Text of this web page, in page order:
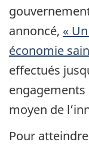
annoncé, «
économie
effectués
engagements
moyen de
Pour